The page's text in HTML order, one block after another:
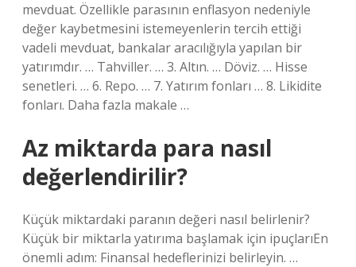
mevduat. Özellikle parasının enflasyon nedeniyle
değer kaybetmesini istemeyenlerin tercih ettiği
vadeli mevduat, bankalar aracılığıyla yapılan bir
yatırımdır. … Tahviller. … 3. Altın. … Döviz. … Hisse
senetleri. … 6. Repo. … 7. Yatırım fonları … 8. Likidite
fonları. Daha fazla makale …
Az miktarda para nasıl
değerlendirilir?
Küçük miktardaki paranın değeri nasıl belirlenir?
Küçük bir miktarla yatırıma başlamak için ipuçlarıEn
önemli adım: Finansal hedeflerinizi belirleyin. …